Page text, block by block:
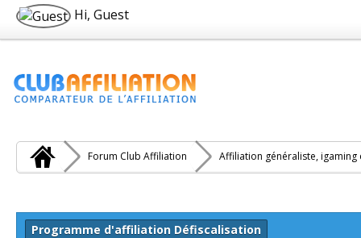
Hi, Guest
Forum Club Affiliation Affiliation généraliste, igaming
Programme d'affiliation Défiscalisation